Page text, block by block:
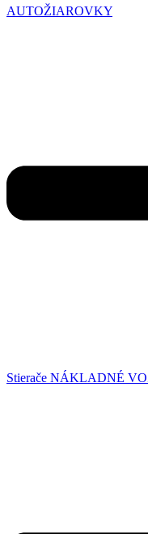
AUTOŽIAROVKY
Stierače NÁKLADNÉ